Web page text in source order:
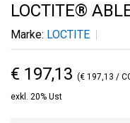
LOCTITE®
Marke: LOCTITE
€ 197,13 (€ 197,13 /
exkl. 20% Ust